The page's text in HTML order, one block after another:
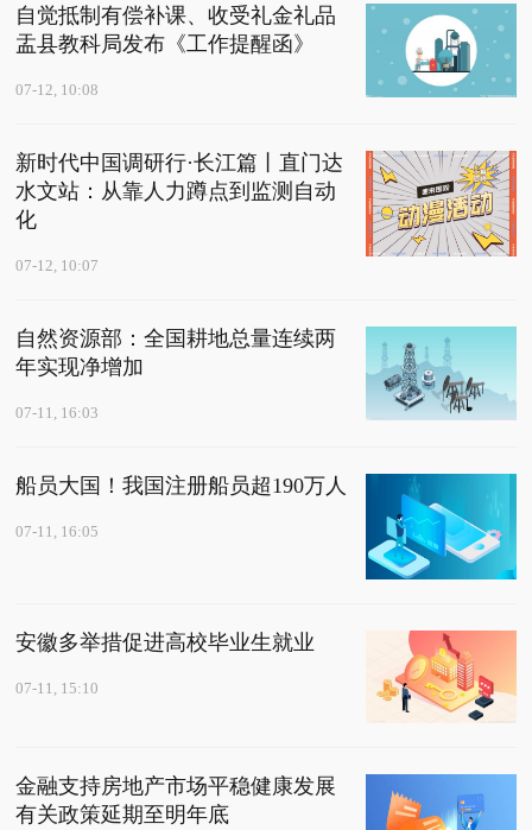
自觉抵制有偿补课、收受礼金礼品
盂县教科局发布《工作提醒函》
07-12, 10:08
新时代中国调研行·长江篇丨直门达
水文站：从靠人力蹲点到监测自动
化
07-12, 10:07
自然资源部：全国耕地总量连续两
年实现净增加
07-11, 16:03
船员大国！我国注册船员超190万人
07-11, 16:05
安徽多举措促进高校毕业生就业
07-11, 15:10
金融支持房地产市场平稳健康发展
有关政策延期至明年底